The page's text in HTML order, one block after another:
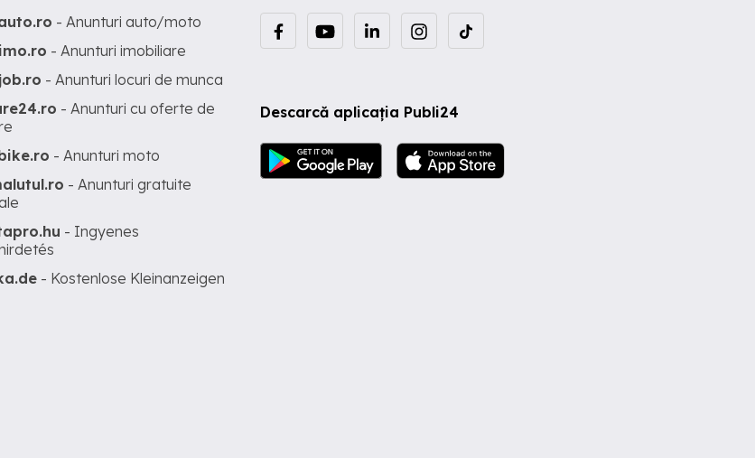
Descarcă aplicația Publi24
- Anunturi auto/moto
- Anunturi imobiliare
- Anunturi locuri de munca
- Anunturi cu oferte de
- Anunturi moto
- Anunturi gratuite
- Ingyenes
- Kostenlose Kleinanzeigen